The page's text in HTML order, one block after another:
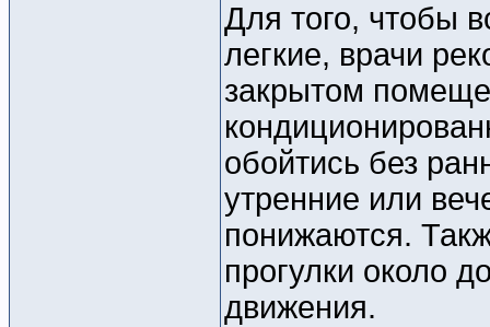
Для того, чтобы
легкие, врачи
закрытом
обойтись без
утренние или
понижаются.
прогулки около
движения.